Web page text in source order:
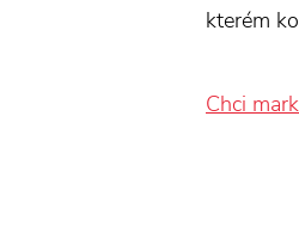
kterém
Chci